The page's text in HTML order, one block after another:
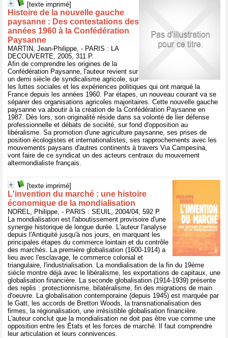
[texte imprimé]
Histoire de la nouvelle gauche
paysanne : Des contestations des
années 1960 à la Confédération
Paysanne
MARTIN, Jean-Philippe, - PARIS : LA
DECOUVERTE, 2005, 311 P.
Afin de comprendre les origines de la
Confédération Paysanne, l'auteur revient sur
un demi siècle de syndicalisme agricole, sur
les luttes sociales et les expériences politiques qui ont marqué la
France depuis les années 1960. Par étapes, un nouveau courant va se
séparer des organisations agricoles majoritaires. Cette nouvelle gauche
paysanne va aboutir à la création de la Confédération Paysanne en
1987. Dès lors, son originalité réside dans sa volonté de lier défense
professionnelle et débats de société, sur fond d'opposition au
libéralisme. Sa promotion d'une agriculture paysanne, ses prises de
position écologistes et internationalistes, ses rapprochements avec les
mouvements paysans d'autres continents à travers Via Campesina,
vont faire de ce syndicat un des acteurs centraux du mouvement
altermondialiste français.
[texte imprimé]
L'invention du marché : une histoire
économique de la mondialisation
NOREL, Philippe, - PARIS : SEUIL, 2004/04, 592 P.
La mondialisation est l'aboutissement provisoire d'une
synergie historique de longue durée. L'auteur l'analyse
depuis l'Antiquité jusqu'à nos jours, en marquant les
principales étapes du commerce lointain et du contrôle
des marchés. La première globalisation (1600-1914) a
lieu avec l'esclavage, le commerce colonial et
triangulaire, l'industrialisation. La mondialisation de la fin du 19ème
siècle montre déjà avec le libéralisme, les exportations de capitaux, une
globalisation financière. La seconde globalisation (1914-1939) présente
des replis : protectionnisme, bilatéralisme, fin des migrations de main
d'oeuvre. La globalisation contemporaine (depuis 1945) est marquée par
le Gatt, les accords de Bretton Woods, la transnationalisation des
firmes, la régionalisation, une irrésistible globalisation financière.
L'auteur conclut que la mondialisation ne doit pas être vue comme une
opposition entre les États et les forces de marché. Il faut comprendre
leur articulation et leurs connivences.